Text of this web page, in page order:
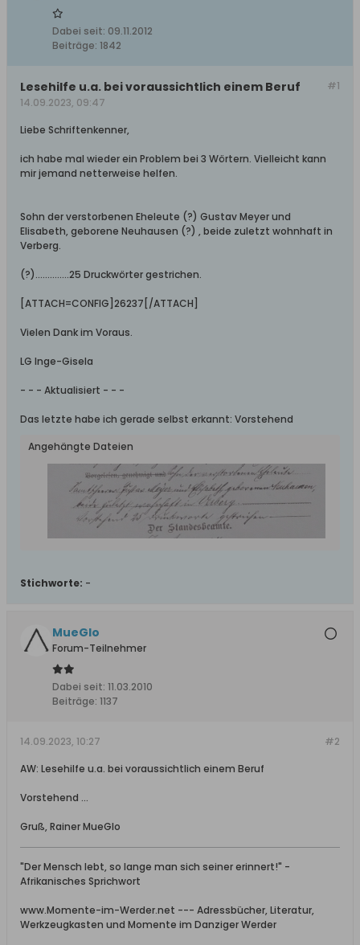
Dabei seit: 09.11.2012
Beiträge: 1842
#1
Lesehilfe u.a. bei voraussichtlich einem Beruf
14.09.2023, 09:47
Liebe Schriftenkenner,
ich habe mal wieder ein Problem bei 3 Wörtern. Vielleicht kann
mir jemand netterweise helfen.
Sohn der verstorbenen Eheleute (?) Gustav Meyer und
Elisabeth, geborene Neuhausen (?) , beide zuletzt wohnhaft in
Verberg.
(?)…………..25 Druckwörter gestrichen.
[ATTACH=CONFIG]26237[/ATTACH]
Vielen Dank im Voraus.
LG Inge-Gisela
- - - Aktualisiert - - -
Das letzte habe ich gerade selbst erkannt: Vorstehend
Angehängte Dateien
Stichworte: -
MueGlo
Forum-Teilnehmer
Dabei seit: 11.03.2010
Beiträge: 1137
#2
14.09.2023, 10:27
AW: Lesehilfe u.a. bei voraussichtlich einem Beruf
Vorstehend ...
Gruß, Rainer MueGlo
"Der Mensch lebt, so lange man sich seiner erinnert!" -
Afrikanisches Sprichwort
www.Momente-im-Werder.net --- Adressbücher, Literatur,
Werkzeugkasten und Momente im Danziger Werder